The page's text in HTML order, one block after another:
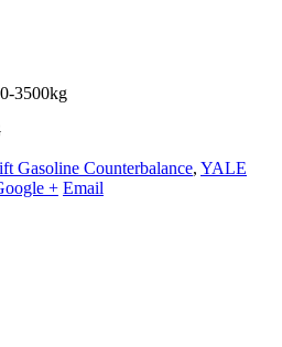
3500kg
Gasoline Counterbalance, YALE
+ Email